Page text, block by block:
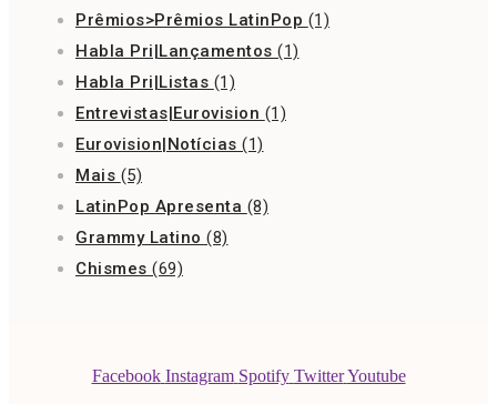
Prêmios>Prêmios LatinPop (1)
Habla Pri|Lançamentos (1)
Habla Pri|Listas (1)
Entrevistas|Eurovision (1)
Eurovision|Notícias (1)
Mais (5)
LatinPop Apresenta (8)
Grammy Latino (8)
Chismes (69)
Facebook Instagram Spotify Twitter Youtube